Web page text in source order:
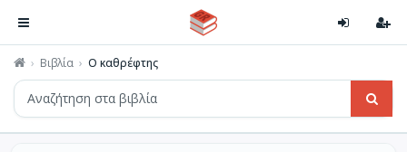
Βιβλία Ο καθρέφτης